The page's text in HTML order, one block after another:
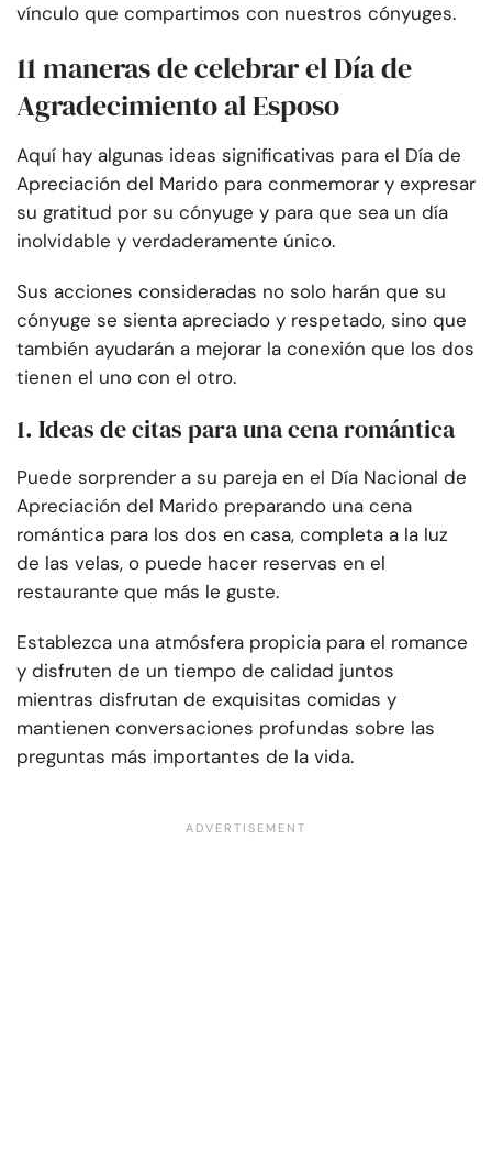
vínculo que compartimos con nuestros cónyuges.
11 maneras de celebrar el Día de
Agradecimiento al Esposo
Aquí hay algunas ideas significativas para el Día de
Apreciación del Marido para conmemorar y expresar
su gratitud por su cónyuge y para que sea un día
inolvidable y verdaderamente único.
Sus acciones consideradas no solo harán que su
cónyuge se sienta apreciado y respetado, sino que
también ayudarán a mejorar la conexión que los dos
tienen el uno con el otro.
1. Ideas de citas para una cena romántica
Puede sorprender a su pareja en el Día Nacional de
Apreciación del Marido preparando una cena
romántica para los dos en casa, completa a la luz
de las velas, o puede hacer reservas en el
restaurante que más le guste.
Establezca una atmósfera propicia para el romance
y disfruten de un tiempo de calidad juntos
mientras disfrutan de exquisitas comidas y
mantienen conversaciones profundas sobre las
preguntas más importantes de la vida.